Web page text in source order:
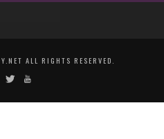
ALL RIGHTS RESERVED.